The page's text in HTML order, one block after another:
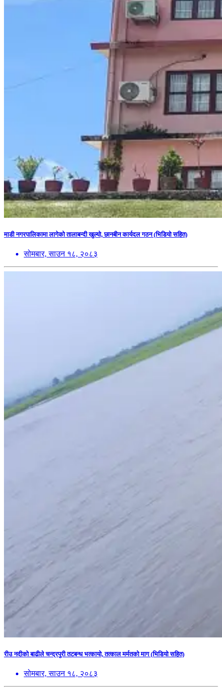
माडी नगरपालिकामा लागेको तालाबन्दी खुल्यो, छानबीन कार्यदल गठन (भिडियो सहित)
सोमबार, साउन १८, २०८३
रीउ नदीको बाढीले चन्द्रपुरी तटबन्ध भत्कायो, तत्काल मर्मतको माग (भिडियो सहित)
सोमबार, साउन १८, २०८३